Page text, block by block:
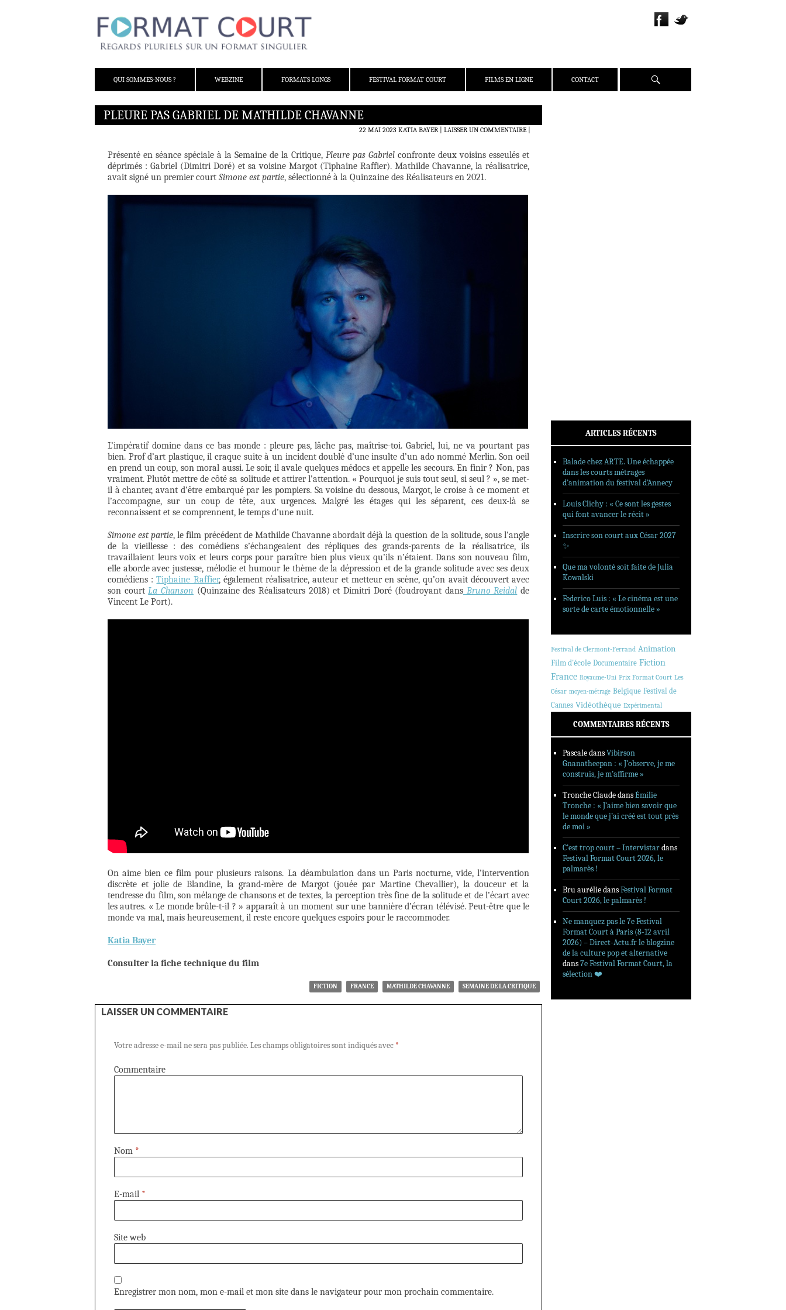
QUI SOMMES-NOUS ?
WEBZINE FORMATS LONGS FESTIVAL FORMAT COURT FILMS EN LIGNE CONTACT Recherche
PLEURE PAS GABRIEL DE MATHILDE CHAVANNE
22 MAI 2023 KATIA BAYER LAISSER UN COMMENTAIRE|
Présenté en séance spéciale à la Semaine de la Critique, Pleure pas Gabriel confronte deux voisins esseulés et
déprimés : Gabriel (Dimitri Doré) et sa voisine Margot (Tiphaine Raffier). Mathilde Chavanne, la réalisatrice,
avait signé un premier court Simone est partie, sélectionné à la Quinzaine des Réalisateurs en 2021.
L’impératif domine dans ce bas monde : pleure pas, lâche pas, maîtrise-toi. Gabriel, lui, ne va pourtant pas
bien. Prof d’art plastique, il craque suite à un incident doublé d’une insulte d’un ado nommé Merlin. Son oeil
en prend un coup, son moral aussi. Le soir, il avale quelques médocs et appelle les secours. En finir ? Non, pas
vraiment. Plutôt mettre de côté sa solitude et attirer l’attention. « Pourquoi je suis tout seul, si seul ? », se met-
il à chanter, avant d’être embarqué par les pompiers. Sa voisine du dessous, Margot, le croise à ce moment et
l’accompagne, sur un coup de tête, aux urgences. Malgré les étages qui les séparent, ces deux-là se
reconnaissent et se comprennent, le temps d’une nuit.
Simone est partie, le film précédent de Mathilde Chavanne abordait déjà la question de la solitude, sous l’angle
de la vieillesse : des comédiens s’échangeaient des répliques des grands-parents de la réalisatrice, ils
travaillaient leurs voix et leurs corps pour paraître bien plus vieux qu’ils n’étaient. Dans son nouveau film,
elle aborde avec justesse, mélodie et humour le thème de la dépression et de la grande solitude avec ses deux
comédiens :Tiphaine Raffier, également réalisatrice, auteur et metteur en scène, qu’on avait découvert avec
son courtLa Chanson (Quinzaine des Réalisateurs 2018) et Dimitri Doré (foudroyant dans Bruno Reidal de
Vincent Le Port).
On aime bien ce film pour plusieurs raisons. La déambulation dans un Paris nocturne, vide, l’intervention
discrète et jolie de Blandine, la grand-mère de Margot (jouée par Martine Chevallier), la douceur et la
tendresse du film, son mélange de chansons et de textes, la perception très fine de la solitude et de l’écart avec
les autres. « Le monde brûle-t-il ? » apparaît à un moment sur une bannière d’écran télévisé. Peut-être que le
monde va mal, mais heureusement, il reste encore quelques espoirs pour le raccommoder.
Katia Bayer
Consulter la fiche technique du film
FICTION FRANCE MATHILDE CHAVANNE SEMAINE DE LA CRITIQUE
LAISSER UN COMMENTAIRE
Votre adresse e-mail ne sera pas publiée. Les champs obligatoires sont indiqués avec *
Commentaire
Nom *
E-mail *
Site web
Enregistrer mon nom, mon e-mail et mon site dans le navigateur pour mon prochain commentaire.
ARTICLES RÉCENTS
Balade chez ARTE. Une échappée
dans les courts métrages
d’animation du festival d’Annecy
Louis Clichy : « Ce sont les gestes
qui font avancer le récit »
Inscrire son court aux César 2027
✨
Que ma volonté soit faite de Julia
Kowalski
Federico Luis : « Le cinéma est une
sorte de carte émotionnelle »
Festival de Clermont-Ferrand Animation
Film d'école Documentaire Fiction
France Royaume-Uni Prix Format Court Les
César moyen-métrage Belgique Festival de
Cannes Vidéothèque Expérimental
COMMENTAIRES RÉCENTS
PascaledansVibirson
Gnanatheepan : « J’observe, je me
construis, je m’affirme »
Tronche ClaudedansÉmilie
Tronche : « J’aime bien savoir que
le monde que j’ai créé est tout près
de moi »
C’est trop court – Intervistardans
Festival Format Court 2026, le
palmarès !
Bru auréliedansFestival Format
Court 2026, le palmarès !
Ne manquez pas le 7e Festival
Format Court à Paris (8-12 avril
2026) – Direct-Actu.fr le blogzine
de la culture pop et alternative
dans7e Festival Format Court, la
sélection ❤️‍